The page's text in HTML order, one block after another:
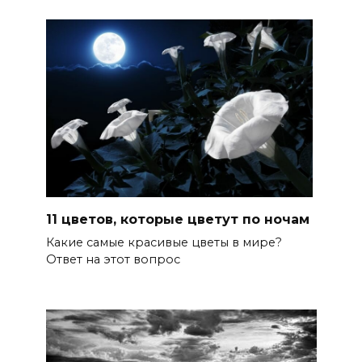
11 цветов, которые цветут по ночам
Какие самые красивые цветы в мире?
Ответ на этот вопрос